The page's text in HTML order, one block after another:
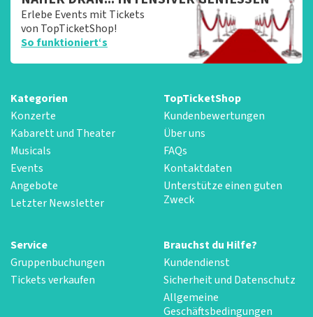
Erlebe Events mit Tickets
von TopTicketShop!
So funktioniert‘s
Kategorien
Konzerte
Kabarett und Theater
Musicals
Events
Angebote
Letzter Newsletter
TopTicketShop
Kundenbewertungen
Über uns
FAQs
Kontaktdaten
Unterstütze einen guten
Zweck
Service
Gruppenbuchungen
Tickets verkaufen
Brauchst du Hilfe?
Kundendienst
Sicherheit und Datenschutz
Allgemeine
Geschäftsbedingungen